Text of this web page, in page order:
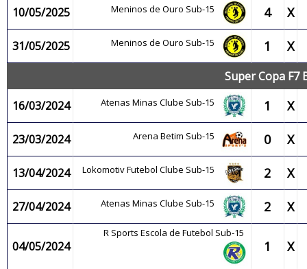
10/05/2025 Meninos de Ouro Sub-15 4 X
31/05/2025 Meninos de Ouro Sub-15 1 X
Super Copa F7
16/03/2024
Atenas Minas Clube Sub-15 1 X
23/03/2024 Arena Betim Sub-15 0 X
13/04/2024 Lokomotiv Futebol Clube Sub-15 2 X
27/04/2024 Atenas Minas Clube Sub-15 2 X
04/05/2024
R Sports Escola de Futebol Sub-15
1 X